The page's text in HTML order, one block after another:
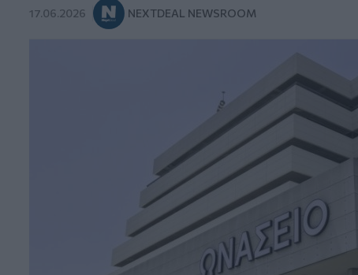
17.06.2026 NEXTDEAL NEWSROOM